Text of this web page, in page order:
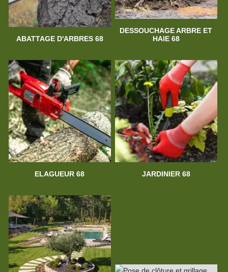
ABATTAGE D'ARBRES 68
DESSOUCHAGE ARBRE ET
HAIE 68
ELAGUEUR 68 JARDINIER 68